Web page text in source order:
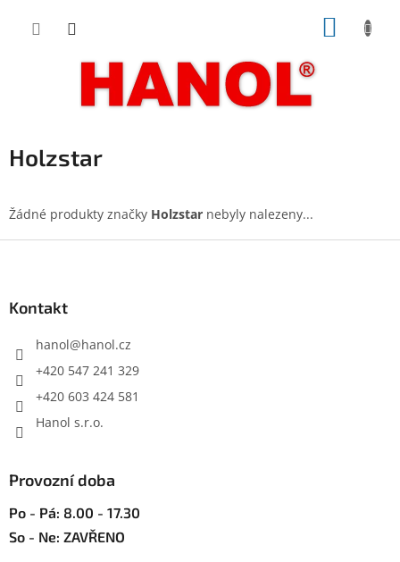
Holzstar
Žádné produkty značky Holzstar nebyly nalezeny...
Kontakt
hanol@hanol.cz
+420 547 241 329
+420 603 424 581
Hanol s.r.o.
Provozní doba
Po - Pá: 8.00 - 17.30
So - Ne: ZAVŘENO